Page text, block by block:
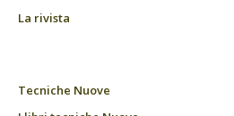
La rivista
Tecniche Nuove